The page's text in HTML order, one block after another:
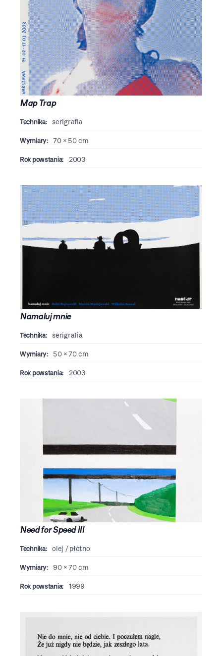
Map Trap
Technika: serigrafia
Wymiary: 70 × 50 cm
Rok powstania: 2003
Namaluj mnie
Technika: serigrafia
Wymiary: 50 × 70 cm
Rok powstania: 2003
Need for Speed III
Technika: olej / płótno
Wymiary: 90 × 70 cm
Rok powstania: 1999